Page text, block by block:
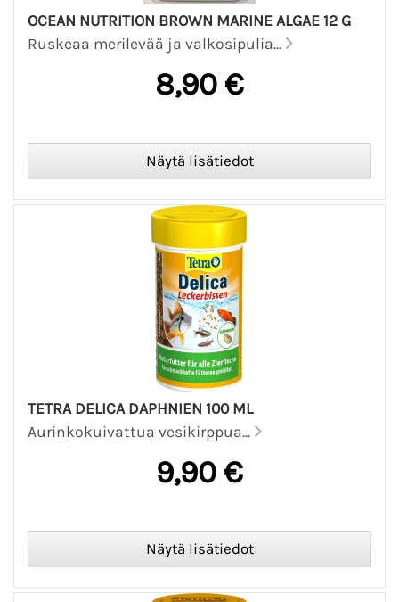
OCEAN NUTRITION BROWN MARINE ALGAE 12 G
Ruskeaa merilevää ja valkosipulia...
8,90 €
TETRA DELICA DAPHNIEN 100 ML
Aurinkokuivattua vesikirppua...
9,90 €